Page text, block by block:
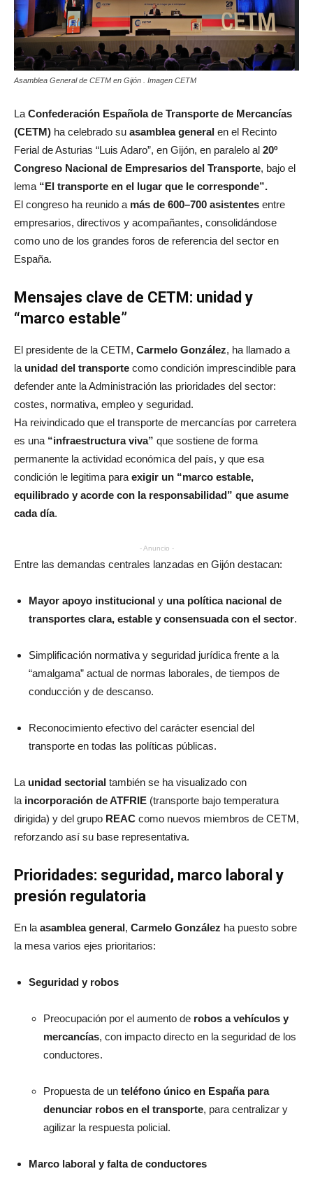
Asamblea General de CETM en Gijón . Imagen CETM
La Confederación Española de Transporte de Mercancías
(CETM) ha celebrado su asamblea general en el Recinto
Ferial de Asturias “Luis Adaro”, en Gijón, en paralelo al 20º
Congreso Nacional de Empresarios del Transporte, bajo el
lema “El transporte en el lugar que le corresponde”.
El congreso ha reunido a más de 600–700 asistentes entre
empresarios, directivos y acompañantes, consolidándose
como uno de los grandes foros de referencia del sector en
España.
Mensajes clave de CETM: unidad y
“marco estable”
El presidente de la CETM, Carmelo González, ha llamado a
la unidad del transporte como condición imprescindible para
defender ante la Administración las prioridades del sector:
costes, normativa, empleo y seguridad.
Ha reivindicado que el transporte de mercancías por carretera
es una “infraestructura viva” que sostiene de forma
permanente la actividad económica del país, y que esa
condición le legitima para exigir un “marco estable,
equilibrado y acorde con la responsabilidad” que asume
cada día.
- Anuncio -
Entre las demandas centrales lanzadas en Gijón destacan:
Mayor apoyo institucional y una política nacional de
transportes clara, estable y consensuada con el sector.
Simplificación normativa y seguridad jurídica frente a la
“amalgama” actual de normas laborales, de tiempos de
conducción y de descanso.
Reconocimiento efectivo del carácter esencial del
transporte en todas las políticas públicas.
La unidad sectorial también se ha visualizado con
la incorporación de ATFRIE (transporte bajo temperatura
dirigida) y del grupo REAC como nuevos miembros de CETM,
reforzando así su base representativa.
Prioridades: seguridad, marco laboral y
presión regulatoria
En la asamblea general, Carmelo González ha puesto sobre
la mesa varios ejes prioritarios:
Seguridad y robos
Preocupación por el aumento de robos a vehículos y
mercancías, con impacto directo en la seguridad de los
conductores.
Propuesta de un teléfono único en España para
denunciar robos en el transporte, para centralizar y
agilizar la respuesta policial.
Marco laboral y falta de conductores